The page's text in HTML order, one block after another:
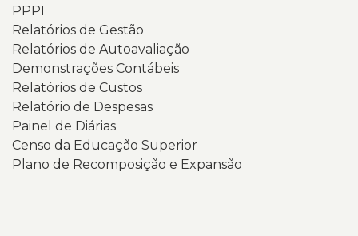
PPPI
Relatórios de Gestão
Relatórios de Autoavaliação
Demonstrações Contábeis
Relatórios de Custos
Relatório de Despesas
Painel de Diárias
Censo da Educação Superior
Plano de Recomposição e Expansão